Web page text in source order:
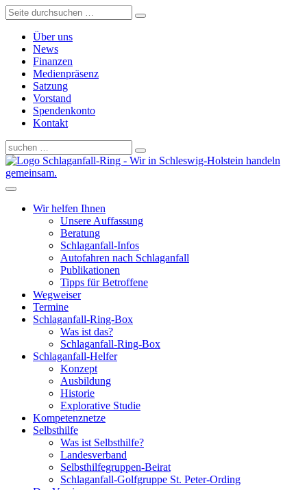
Über uns
News
Finanzen
Medienpräsenz
Satzung
Vorstand
Spendenkonto
Kontakt
Schlaganfall-Ring - Wir in Schleswig-Holstein handeln
gemeinsam.
Wir helfen Ihnen
Unsere Auffassung
Beratung
Schlaganfall-Infos
Autofahren nach Schlaganfall
Publikationen
Tipps für Betroffene
Wegweiser
Termine
Schlaganfall-Ring-Box
Was ist das?
Schlaganfall-Ring-Box
Schlaganfall-Helfer
Konzept
Ausbildung
Historie
Explorative Studie
Kompetenznetze
Selbsthilfe
Was ist Selbsthilfe?
Landesverband
Selbsthilfegruppen-Beirat
Schlaganfall-Golfgruppe St. Peter-Ording